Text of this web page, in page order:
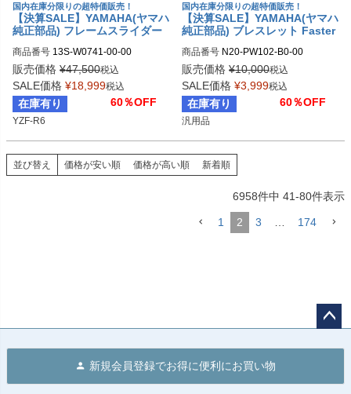
国内在庫分限りの超特価販売！
【決算SALE】YAMAHA(ヤマハ
純正部品) フレームスライダー
商品番号 13S-W0741-00-00
販売価格 ¥47,500税込
SALE価格 ¥18,999税込
在庫有り 60％OFF
YZF-R6
国内在庫分限りの超特価販売！
【決算SALE】YAMAHA(ヤマハ
純正部品) ブレスレット Faster
商品番号 N20-PW102-B0-00
販売価格 ¥10,000税込
SALE価格 ¥3,999税込
在庫有り 60％OFF
汎用品
並び替え 価格が安い順 価格が高い順 新着順
6958件中 41-80件表示
1 2 3 174
へ
新規会員登録でお得に便利にお買い物